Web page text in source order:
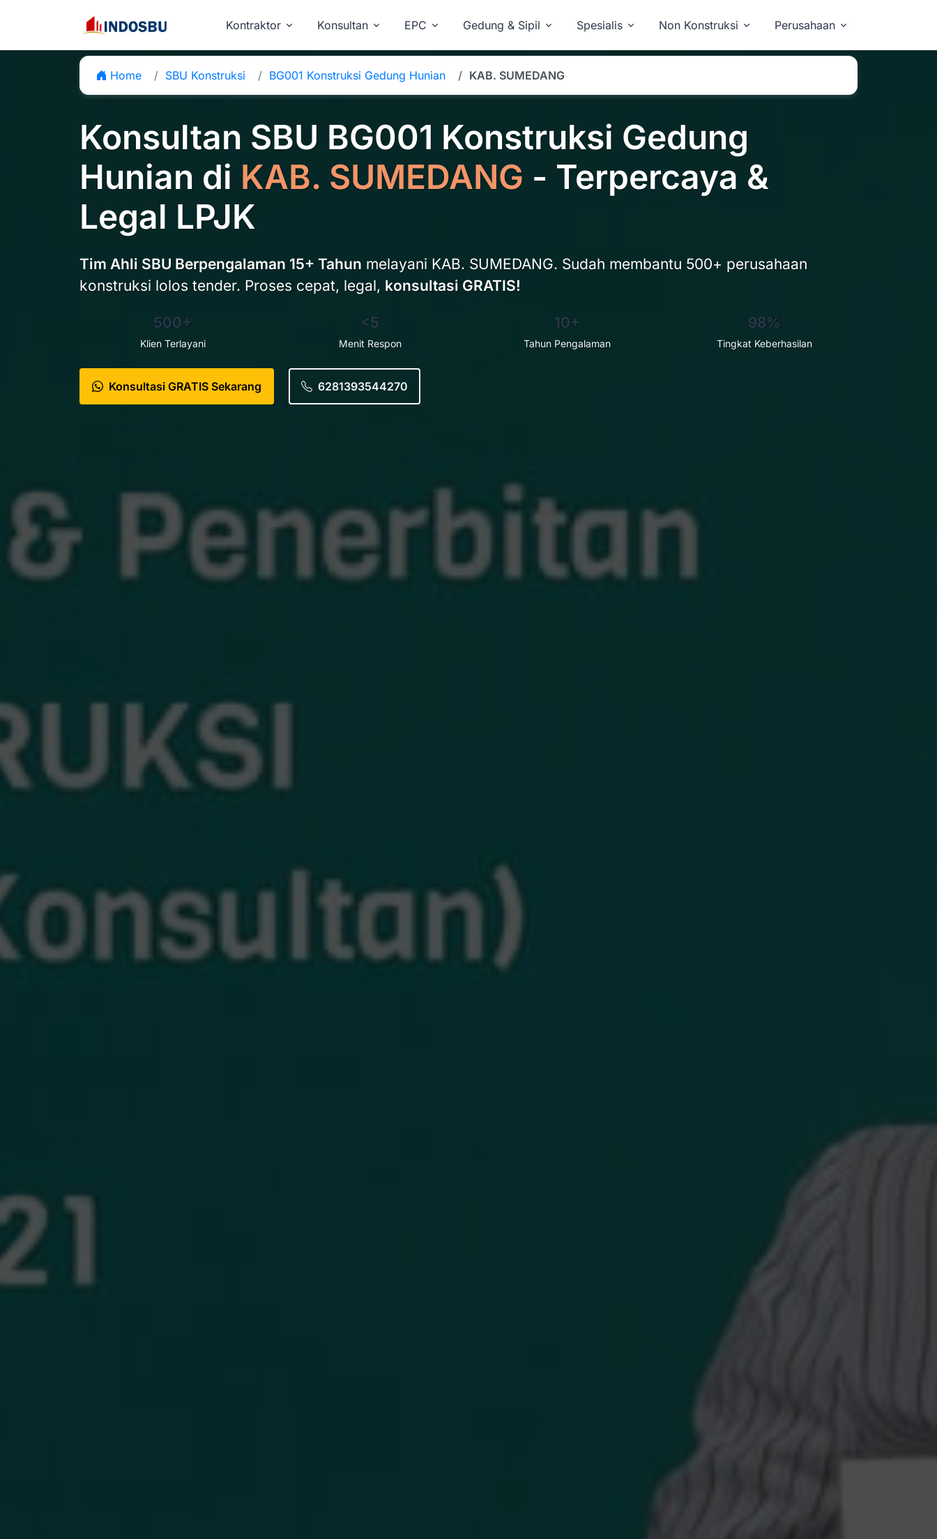
Kontraktor Konsultan EPC Gedung & Sipil Spesialis Non Konstruksi Perusahaan
Home SBU Konstruksi BG001 Konstruksi Gedung Hunian KAB. SUMEDANG
Konsultan SBU BG001 Konstruksi Gedung
Hunian di KAB. SUMEDANG - Terpercaya &
Legal LPJK
Tim Ahli SBU Berpengalaman 15+ Tahun melayani KAB. SUMEDANG. Sudah membantu 500+ perusahaan
konstruksi lolos tender. Proses cepat, legal, konsultasi GRATIS!
500+
Klien Terlayani
<5
Menit Respon
10+
Tahun Pengalaman
98%
Tingkat Keberhasilan
Konsultasi GRATIS Sekarang 6281393544270